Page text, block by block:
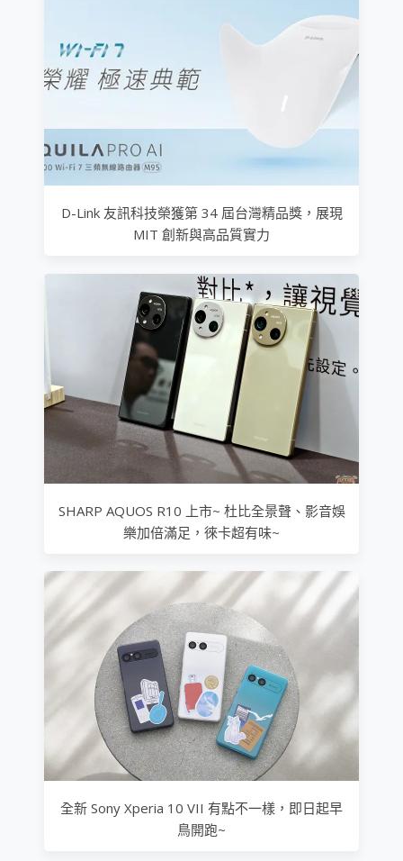
D-Link 友訊科技榮獲第 34 屆台灣精品獎，展現
MIT 創新與高品質實力
SHARP AQUOS R10 上市~ 杜比全景聲、影音娛
樂加倍滿足，徠卡超有味~
全新 Sony Xperia 10 VII 有點不一樣，即日起早
鳥開跑~